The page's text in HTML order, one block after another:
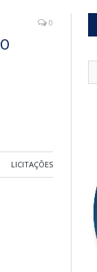
0
LICITAÇÕES